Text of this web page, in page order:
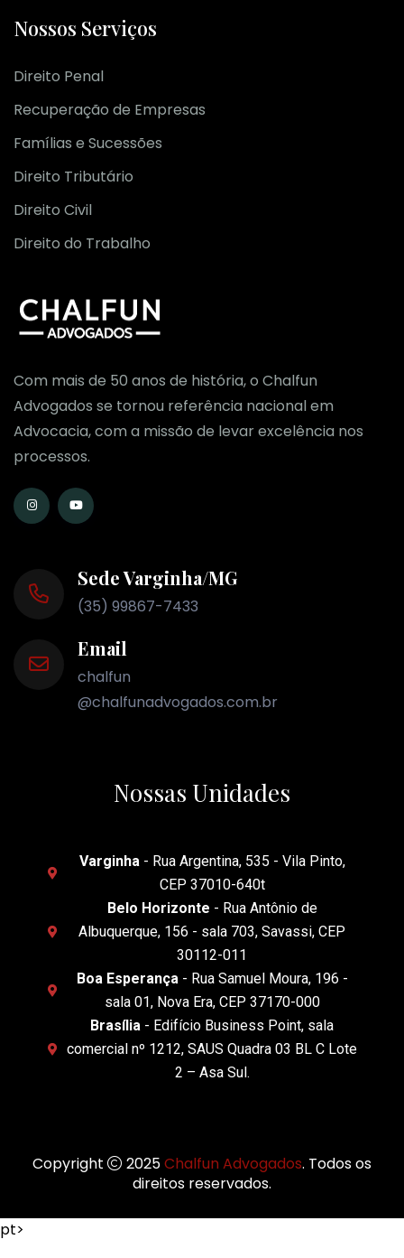
Nossos Serviços
Direito Penal
Recuperação de Empresas
Famílias e Sucessões
Direito Tributário
Direito Civil
Direito do Trabalho
Com mais de 50 anos de história, o Chalfun
Advogados se tornou referência nacional em
Advocacia, com a missão de levar excelência nos
processos.
Sede Varginha/MG
(35) 99867-7433
Email
chalfun
@chalfunadvogados.com.br
Nossas Unidades
Varginha - Rua Argentina, 535 - Vila Pinto,
CEP 37010-640t
Belo Horizonte - Rua Antônio de
Albuquerque, 156 - sala 703, Savassi, CEP
30112-011
Boa Esperança - Rua Samuel Moura, 196 -
sala 01, Nova Era, CEP 37170-000
Brasília - Edifício Business Point, sala
comercial nº 1212, SAUS Quadra 03 BL C Lote
2 – Asa Sul.
Copyright 2025Chalfun Advogados. Todos os
direitos reservados.
pt>